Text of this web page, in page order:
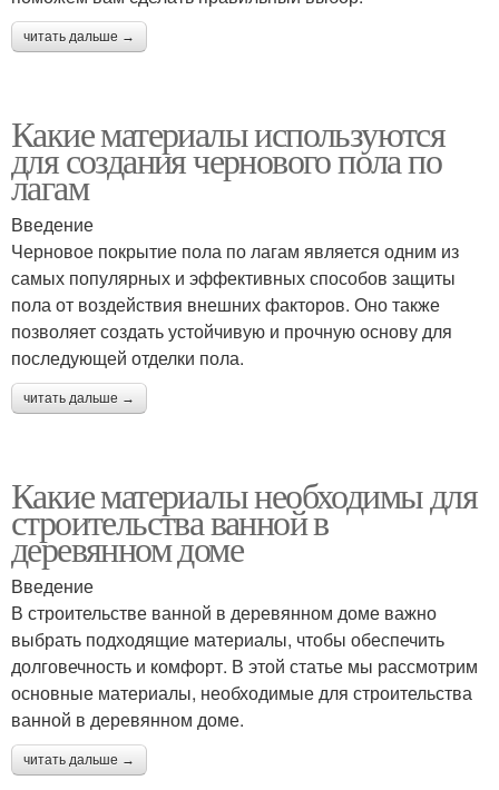
читать дальше →
Какие материалы используются
для создания чернового пола по
лагам
Введение
Черновое покрытие пола по лагам является одним из
самых популярных и эффективных способов защиты
пола от воздействия внешних факторов. Оно также
позволяет создать устойчивую и прочную основу для
последующей отделки пола.
читать дальше →
Какие материалы необходимы для
строительства ванной в
деревянном доме
Введение
В строительстве ванной в деревянном доме важно
выбрать подходящие материалы, чтобы обеспечить
долговечность и комфорт. В этой статье мы рассмотрим
основные материалы, необходимые для строительства
ванной в деревянном доме.
читать дальше →